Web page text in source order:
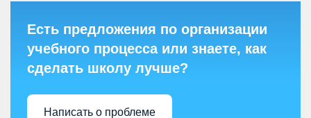
Есть предложения по организации
учебного процесса или знаете, как
сделать школу лучше?
Написать о проблеме